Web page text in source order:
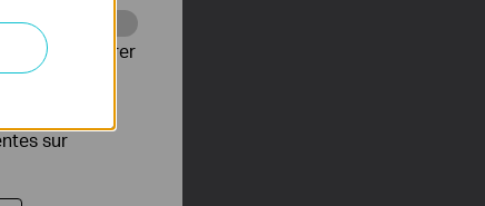
pour améliorer
publicitaires
sur